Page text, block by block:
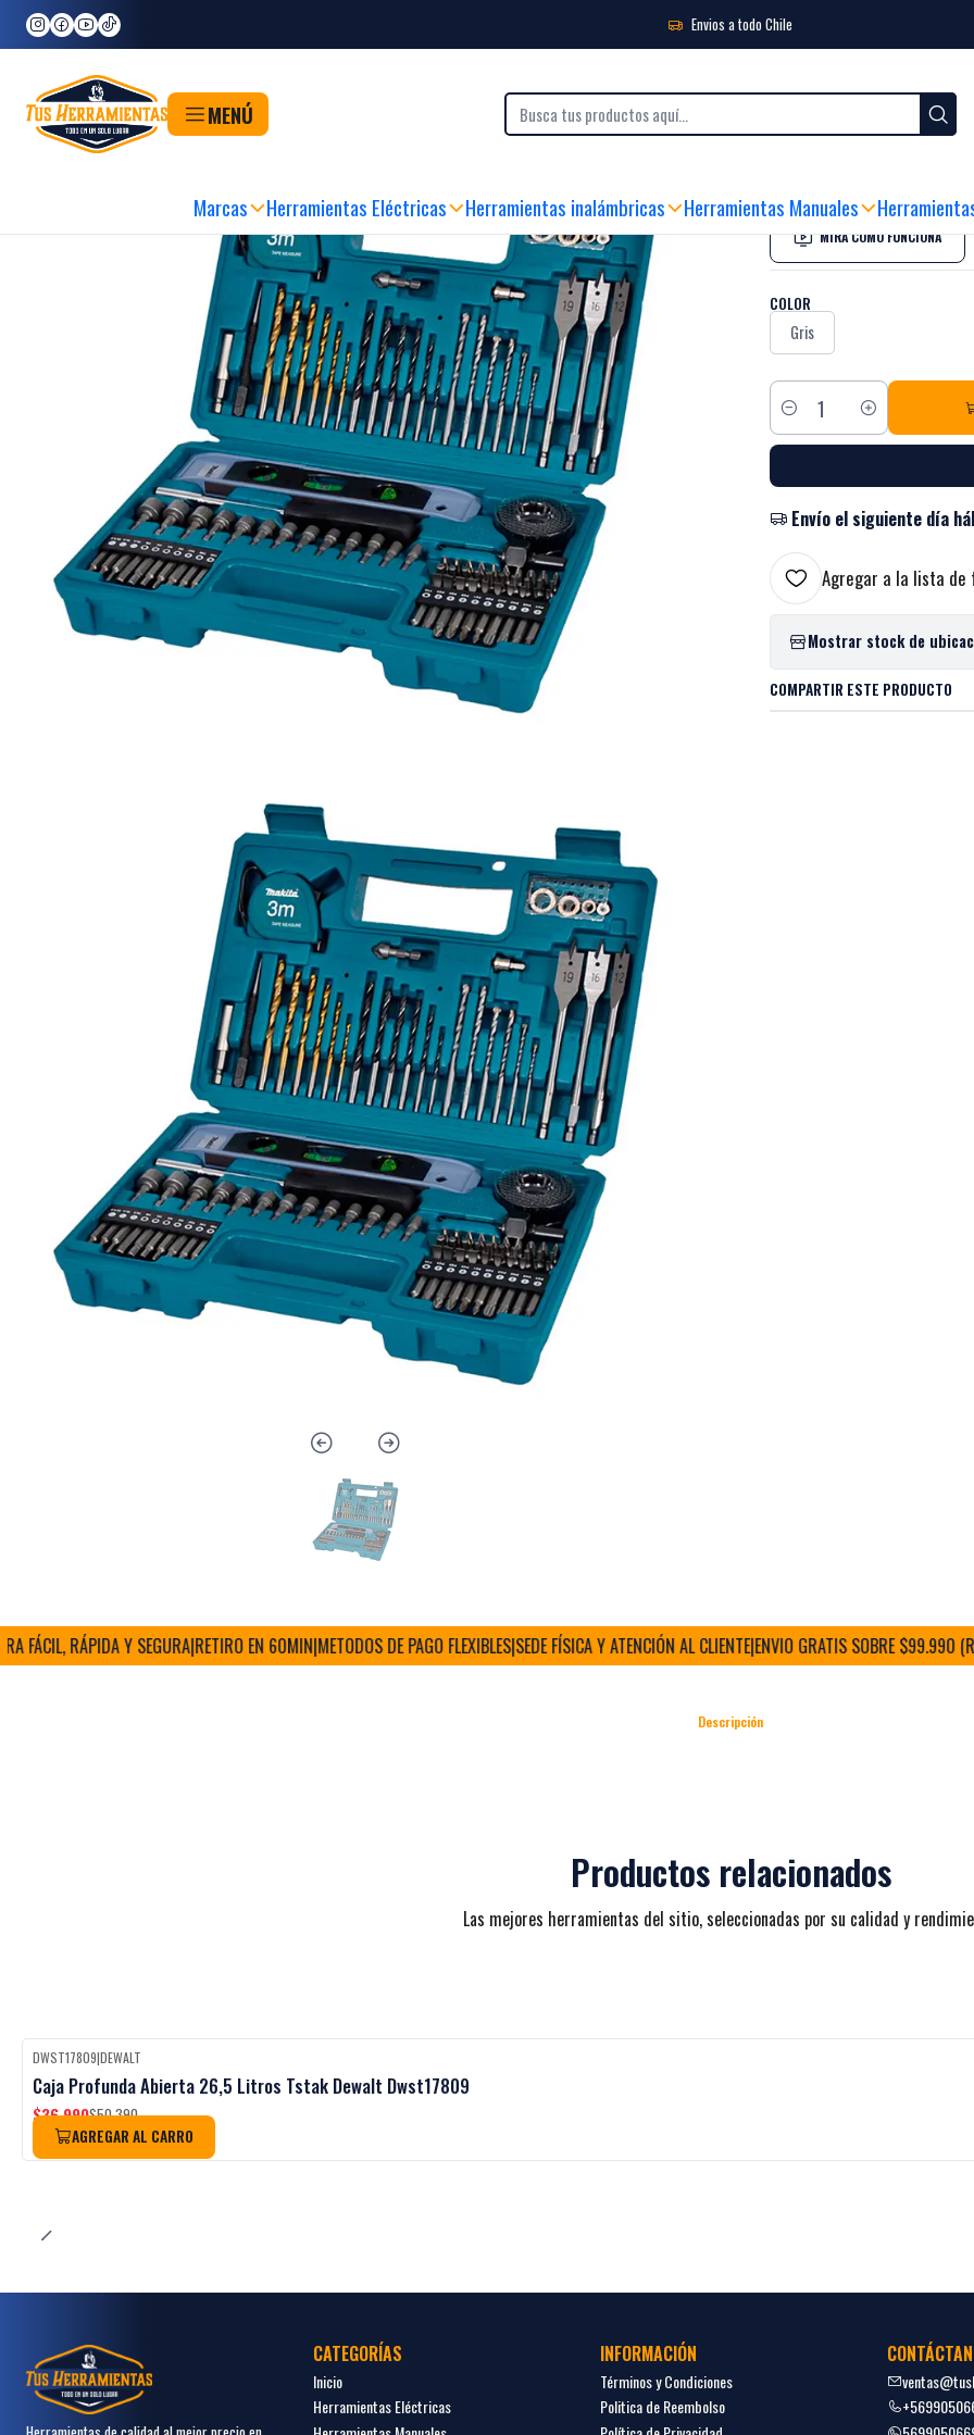
Envios a todo Chile
MENÚ
Marcas Herramientas Eléctricas Herramientas inalámbricas Herramientas Manuales
Inicio Herramientas Set Juego De Puntas Y Accesorios Makita 102 Piezas E-
|Set Juego De
Black Week
MIRA CÓMO FUNCIONA
COLOR
Gris
Cantidad
Envío el siguiente día
Agregar a la lista de
Mostrar stock de
COMPARTIR ESTE PRODUCTO
RÁPIDA Y SEGURA|RETIRO EN 60MIN|METODOS DE PAGO FLEXIBLES|SEDE FÍSICA Y ATENCIÓN AL CLIENTE|ENVIO GRATIS SOBRE $99.990 (RM) |
Descripción
Productos relacionados
Las mejores herramientas del sitio, seleccionadas por su calidad y
-27%OFF Black Week
DWST17809|DEWALT
Caja Profunda Abierta 26,5 Litros Tstak Dewalt Dwst17809
$36.990$50.390
AGREGAR AL CARRO
CATEGORÍAS
Inicio
Herramientas Eléctricas
INFORMACIÓN
Términos y Condiciones
Politica de Reembolso